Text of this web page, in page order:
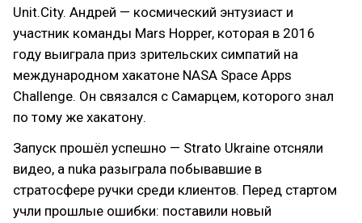
Unit.City. Андрей — космический энтузиаст и
участник команды Mars Hopper, которая в 2016
году выиграла приз зрительских симпатий на
международном хакатоне NASA Space Apps
Challenge. Он связался с Самарцем, которого знал
по тому же хакатону.
Запуск прошёл успешно — Strato Ukraine отсняли
видео, а nuka разыграла побывавшие в
стратосфере ручки среди клиентов. Перед стартом
учли прошлые ошибки: поставили новый